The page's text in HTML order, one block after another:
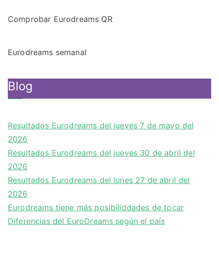
Comprobar Eurodreams QR
Eurodreams semanal
Blog
Resultados Eurodreams del jueves 7 de mayo del
2026
Resultados Eurodreams del jueves 30 de abril del
2026
Resultados Eurodreams del lunes 27 de abril del
2026
Eurodreams tiene más posibiliddades de tocar
Diferencias del EuroDreams según el país